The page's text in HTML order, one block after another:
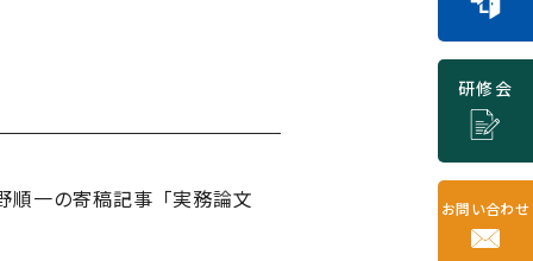
研修会
お問い合わせ
順一の寄稿記事「実務論文